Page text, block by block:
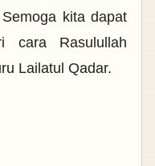
kita dapat
cara Rasulullah
Lailatul Qadar.